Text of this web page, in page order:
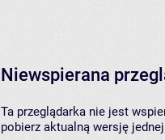
Niewspierana
Ta przeglądarka nie jest
pobierz aktualną wersję